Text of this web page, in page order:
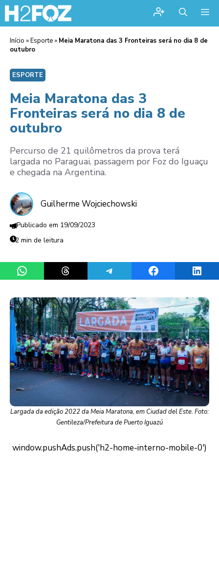
Início »Esporte » Meia Maratona das 3 Fronteiras será no dia 8 de
outubro
ESPORTE
Meia Maratona das 3
Fronteiras será no dia 8 de
outubro
Percurso de 21 quilômetros da prova terá
largada no Paraguai, passagem por Foz do Iguaçu
e chegada na Argentina.
Guilherme Wojciechowski
19/09/2023
2 min de leitura
Share on WhatsAppShare on ThreadsShare on TelegramShare on Facebook
Largada da edição 2022 da Meia Maratona, em Ciudad del Este. Foto:
Gentileza/Prefeitura de Puerto Iguazú